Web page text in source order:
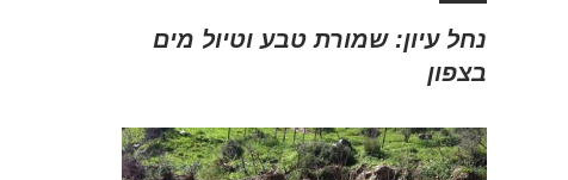
נחל עיון: שמורת טבע וטיול מים
בצפון